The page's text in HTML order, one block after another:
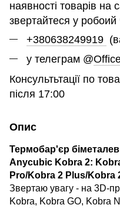
наявності товарів на
звертайтеся у робоий
+380638249919
у телеграм @
Консультьтації по
після 17:00
Опис
Термобар'єр
Anycubic Kobra 2:
Pro/Kobra 2 Plus/Kobra
Звертаю увагу - на 3D-
Kobra, Kobra GO, Kobra